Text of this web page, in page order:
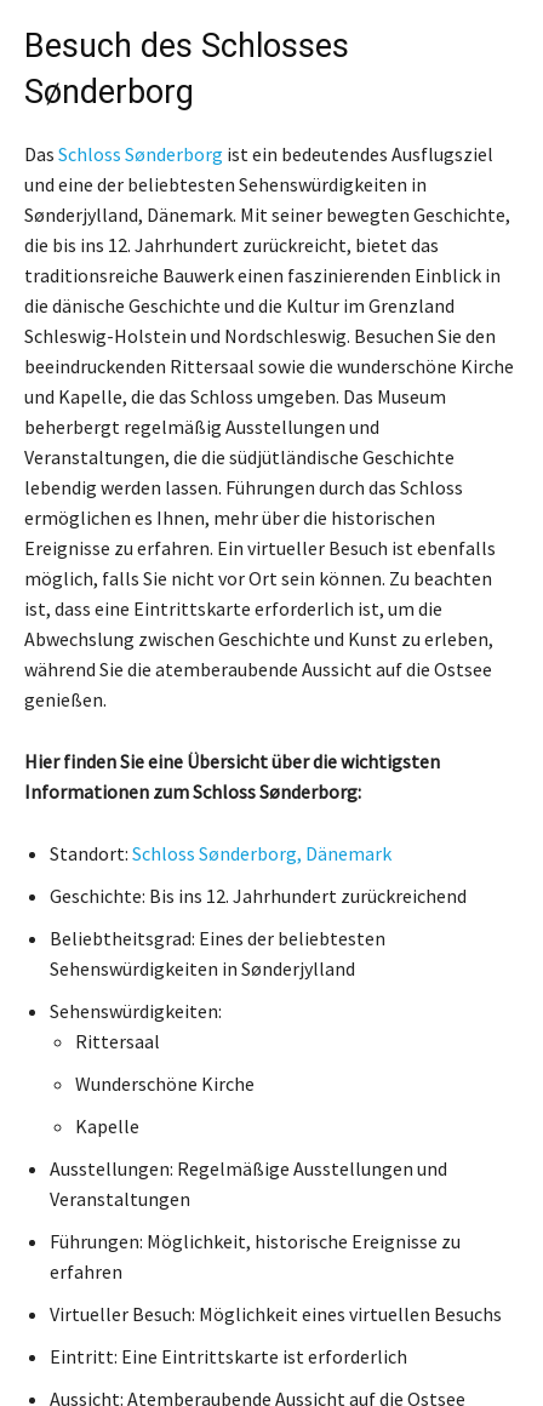
Besuch des Schlosses
Sønderborg
Das Schloss Sønderborg ist ein bedeutendes Ausflugsziel
und eine der beliebtesten Sehenswürdigkeiten in
Sønderjylland, Dänemark. Mit seiner bewegten Geschichte,
die bis ins 12. Jahrhundert zurückreicht, bietet das
traditionsreiche Bauwerk einen faszinierenden Einblick in
die dänische Geschichte und die Kultur im Grenzland
Schleswig-Holstein und Nordschleswig. Besuchen Sie den
beeindruckenden Rittersaal sowie die wunderschöne Kirche
und Kapelle, die das Schloss umgeben. Das Museum
beherbergt regelmäßig Ausstellungen und
Veranstaltungen, die die südjütländische Geschichte
lebendig werden lassen. Führungen durch das Schloss
ermöglichen es Ihnen, mehr über die historischen
Ereignisse zu erfahren. Ein virtueller Besuch ist ebenfalls
möglich, falls Sie nicht vor Ort sein können. Zu beachten
ist, dass eine Eintrittskarte erforderlich ist, um die
Abwechslung zwischen Geschichte und Kunst zu erleben,
während Sie die atemberaubende Aussicht auf die Ostsee
genießen.
Hier finden Sie eine Übersicht über die wichtigsten
Informationen zum Schloss Sønderborg:
Standort: Schloss Sønderborg, Dänemark
Geschichte: Bis ins 12. Jahrhundert zurückreichend
Beliebtheitsgrad: Eines der beliebtesten
Sehenswürdigkeiten in Sønderjylland
Sehenswürdigkeiten:
Rittersaal
Wunderschöne Kirche
Kapelle
Ausstellungen: Regelmäßige Ausstellungen und
Veranstaltungen
Führungen: Möglichkeit, historische Ereignisse zu
erfahren
Virtueller Besuch: Möglichkeit eines virtuellen Besuchs
Eintritt: Eine Eintrittskarte ist erforderlich
Aussicht: Atemberaubende Aussicht auf die Ostsee